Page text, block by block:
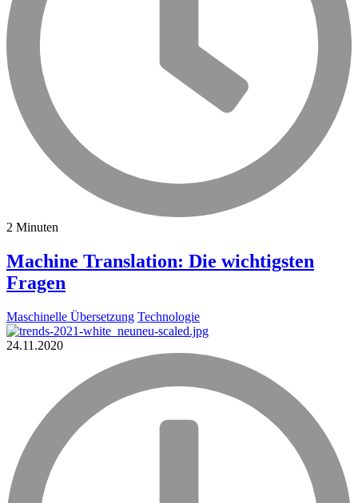
2 Minuten
Machine Translation: Die wichtigsten
Fragen
Maschinelle Übersetzung Technologie
24.11.2020